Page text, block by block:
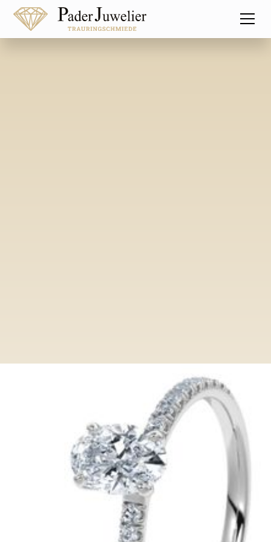
Verlobungsring VR013/SC WG Oval
Verlobungsring VR013/SC WG
Entdecken Sie bei Paderjuwelier eine
exclusive Auswahl an Verlobungsringen.
Von klassisch bis modern, unsere Ringe
verkörpern zeitlose Eleganz und höchste